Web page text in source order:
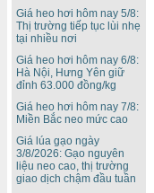
Giá heo hơi hôm nay 5/8:
Thị trường tiếp tục lùi nhẹ
tại nhiều nơi
Giá heo hơi hôm nay 6/8:
Hà Nội, Hưng Yên giữ
đỉnh 63.000 đồng/kg
Giá heo hơi hôm nay 7/8:
Miền Bắc neo mức cao
Giá lúa gạo ngày
3/8/2026: Gạo nguyên
liệu neo cao, thị trường
giao dịch chậm đầu tuần